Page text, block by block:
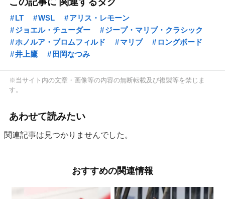
LT WSL
アリス・レモーン
ジョエル・チューダー
ジープ・マリブ・クラシック
ホノルア・ブロムフィルド
マリブ
ロングボード
井上鷹
田岡なつみ
※当サイト内の文章・画像等の内容の無断転載及び複製等を禁じま
す。
あわせて読みたい
関連記事は見つかりませんでした。
おすすめの関連情報